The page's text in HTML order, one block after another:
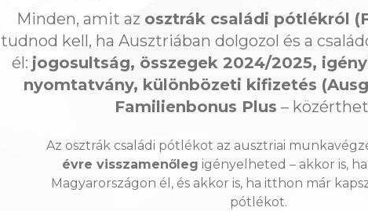
Minden, amit az osztrák családi pótlékról
tudnod kell, ha Ausztriában dolgozol és a
él: jogosultság, összegek 2024/2025,
nyomtatvány, különbözeti kifizetés
Familienbonus Plus –
Az osztrák családi pótlékot az ausztriai
évre visszamenőleg igényelheted – akkor is,
Magyarországon él, és akkor is, ha itthon már
pótlékot.